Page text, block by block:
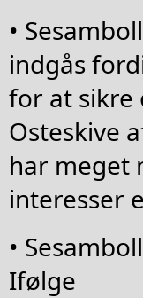
•
indgås
for at sikre
Osteskive
har meget
interesser
•
Ifølge